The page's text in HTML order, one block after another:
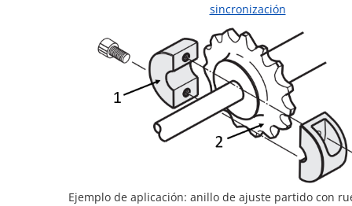
sincronización
Ejemplo de aplicación: anillo de ajuste partido con